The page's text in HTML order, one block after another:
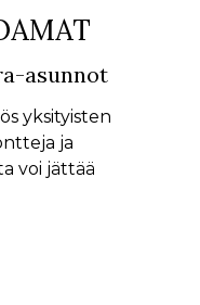
asunnot
yksityisten
ja
voi jättää